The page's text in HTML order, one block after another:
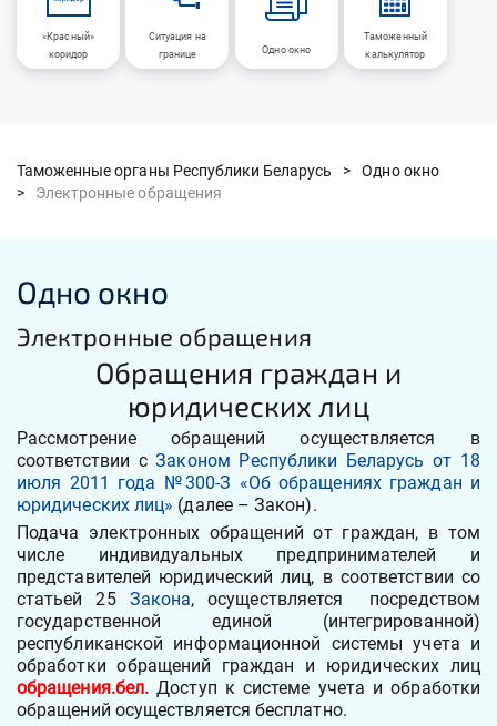
«Красный»
коридор
Ситуация на
границе
Одно окно
Таможенный
калькулятор
Таможенные органы Республики Беларусь >
Одно окно
>
Электронные обращения
Одно окно
Электронные обращения
Обращения граждан и
юридических лиц
Рассмотрение обращений осуществляется в
соответствии сЗаконом Республики Беларусь от 18
июля 2011 года №300-З «Об обращениях граждан и
юридических лиц» (далее – Закон).
Подача электронных обращений от граждан, в том
числе индивидуальных предпринимателей и
представителей юридический лиц, в соответствии со
статьей 25 Закона, осуществляется посредством
государственной единой (интегрированной)
республиканской информационной системы учета и
обработки обращений граждан и юридических лиц
обращения.бел. Доступ к системе учета и обработки
обращений осуществляется бесплатно.